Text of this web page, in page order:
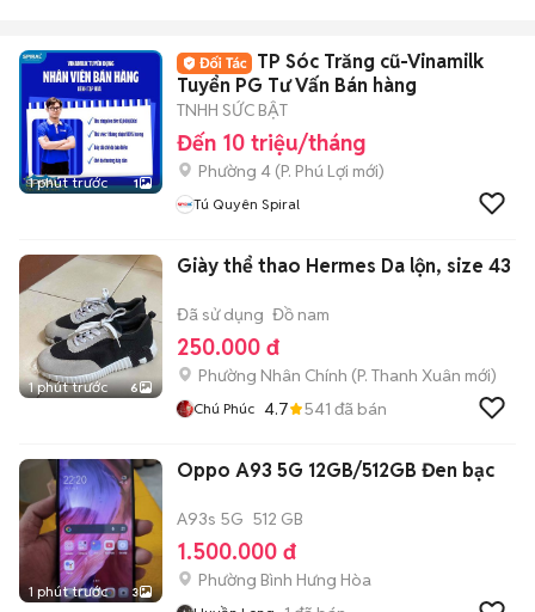
1 phút trước 1
TP Sóc Trăng cũ-Vinamilk
Tuyển PG Tư Vấn Bán hàng
TNHH SỨC BẬT
Đến 10 triệu/tháng
Phường 4 (P. Phú Lợi mới)
Tú Quyên Spiral
1 phút trước 6
Giày thể thao Hermes Da lộn, size 43
Đã sử dụng Đồ nam
250.000 đ
Phường Nhân Chính (P. Thanh Xuân mới)
Chú Phúc 4.7 541 đã bán
1 phút trước 3
Oppo A93 5G 12GB/512GB Đen bạc
A93s 5G 512 GB
1.500.000 đ
Phường Bình Hưng Hòa